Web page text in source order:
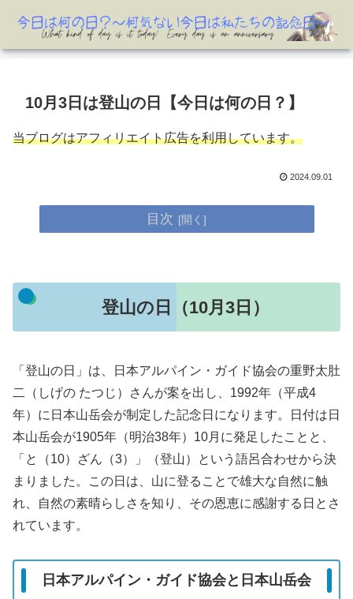
10月3日は登山の日【今日は何の日？】
当ブログはアフィリエイト広告を利用しています。
2024.09.01
目次
登山の日（10月3日）
「登山の日」は、日本アルパイン・ガイド協会の重野太肚
二（しげの たつじ）さんが案を出し、1992年（平成4
年）に日本山岳会が制定した記念日になります。日付は日
本山岳会が1905年（明治38年）10月に発足したことと、
「と（10）ざん（3）」（登山）という語呂合わせから決
まりました。この日は、山に登ることで雄大な自然に触
れ、自然の素晴らしさを知り、その恩恵に感謝する日とさ
れています。
日本アルパイン・ガイド協会と日本山岳会